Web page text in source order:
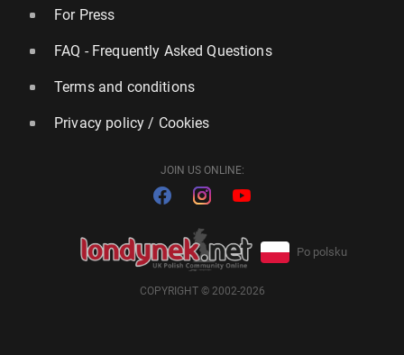
For Press
FAQ - Frequently Asked Questions
Terms and conditions
Privacy policy / Cookies
JOIN US ONLINE:
Po polsku
COPYRIGHT © 2002-2026